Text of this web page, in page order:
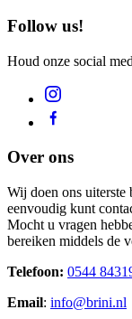
Follow us!
Houd onze social
Over ons
Wij doen ons uiterste
eenvoudig kunt
Mocht u vragen
bereiken middels de
Telefoon: 0544
Email: info@brini.nl